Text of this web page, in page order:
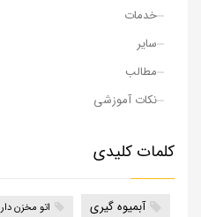
خدمات
سایر
مطالب
نکات آموزشی
کلمات کلیدی
آبمیوه گیری اتو مخزن دار